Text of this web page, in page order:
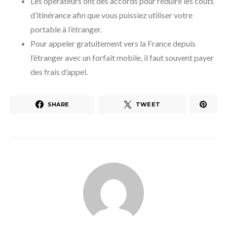
d’itinérance afin que vous puissiez utiliser votre
portable à l’étranger.
Pour appeler gratuitement vers la France depuis
l’étranger avec un forfait mobile, il faut souvent payer
des frais d’appel.
SHARE TWEET